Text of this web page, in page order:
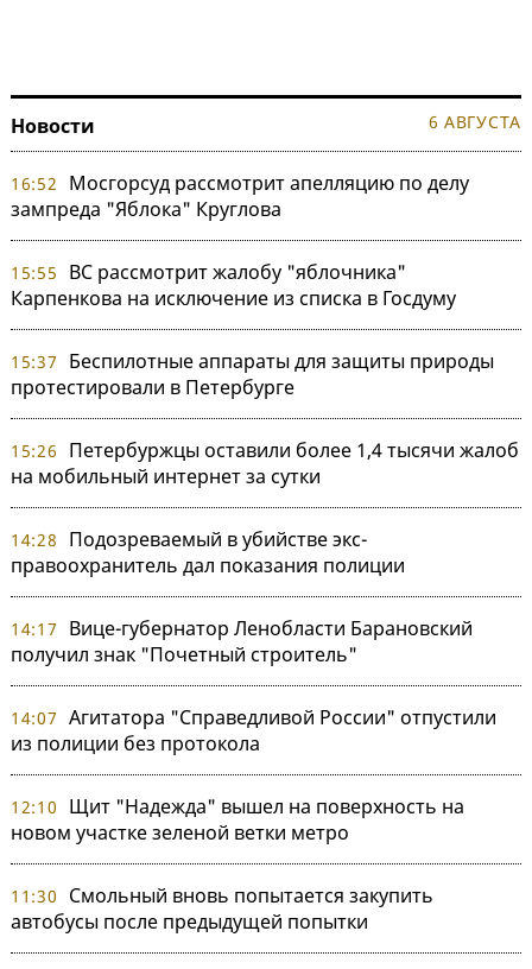
Новости 6 АВГУСТА
16:52
Мосгорсуд рассмотрит апелляцию по делу
зампреда "Яблока" Круглова
15:55
ВС рассмотрит жалобу "яблочника"
Карпенкова на исключение из списка в Госдуму
15:37
Беспилотные аппараты для защиты природы
протестировали в Петербурге
15:26
Петербуржцы оставили более 1,4 тысячи жалоб
на мобильный интернет за сутки
14:28
Подозреваемый в убийстве экс-
правоохранитель дал показания полиции
14:17
Вице-губернатор Ленобласти Барановский
получил знак "Почетный строитель"
14:07 Агитатора "Справедливой России" отпустили
из полиции без протокола
12:10
Щит "Надежда" вышел на поверхность на
новом участке зеленой ветки метро
11:30
Смольный вновь попытается закупить
автобусы после предыдущей попытки